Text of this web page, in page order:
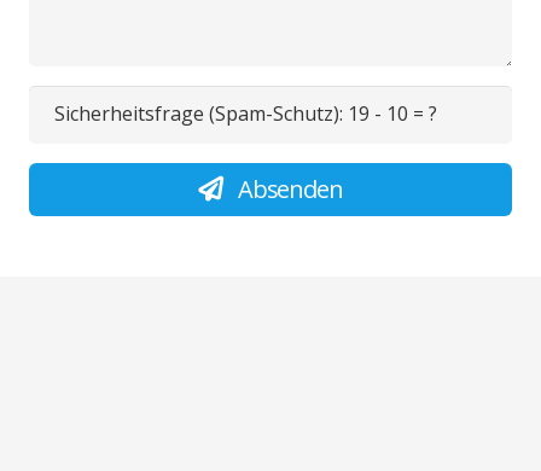
Sicherheitsfrage (Spam-Schutz): 19 - 10 = ?
Absenden